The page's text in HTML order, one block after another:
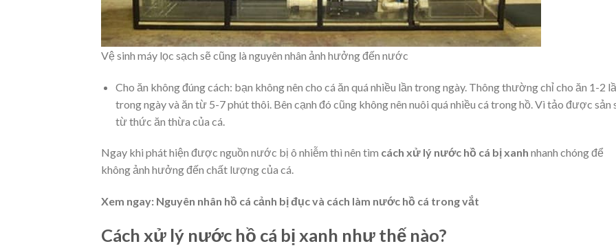
Vệ sinh máy lọc sạch sẽ cũng là nguyên nhân ảnh hưởng đến nước
Cho ăn không đúng cách: bạn không nên cho cá ăn quá nhiều lần trong ngày. Thông thường chỉ cho ăn 1-2
trong ngày và ăn từ 5-7 phút thôi. Bên cạnh đó cũng không nên nuôi quá nhiều cá trong hồ. Vì tảo được sản
từ thức ăn thừa của cá.
Ngay khi phát hiện được nguồn nước bị ô nhiễm thì nên tìm cách xử lý nước hồ cá bị xanh nhanh chóng để
không ảnh hưởng đến chất lượng của cá.
Xem ngay: Nguyên nhân hồ cá cảnh bị đục và cách làm nước hồ cá trong vắt
Cách xử lý nước hồ cá bị xanh như thế nào?